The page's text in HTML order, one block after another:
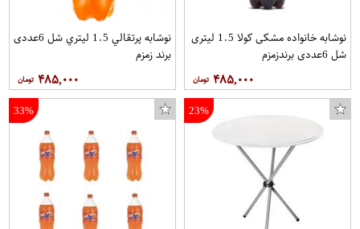
نوشابه خانواده مشکی کولا 1.5 لیتری
شل 6عددی برندزمزم
۴۸۵,۰۰۰
نوشابه پرتقالي 1.5 ليتري شل 6عددی
برند زمزم
۴۸۵,۰۰۰
23%
33%